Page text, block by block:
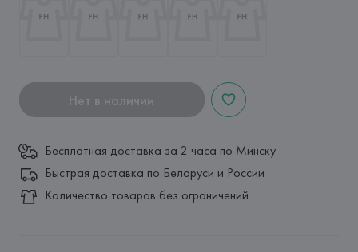
Нет в наличии
Бесплатная доставка за 2 часа по Минску
Быстрая доставка по Беларуси и России
Количество товаров без ограничений